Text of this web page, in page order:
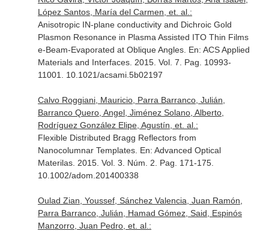
López Santos, María del Carmen, et. al.:
Anisotropic IN-plane conductivity and Dichroic Gold
Plasmon Resonance in Plasma Assisted ITO Thin Films
e-Beam-Evaporated at Oblique Angles. En: ACS Applied
Materials and Interfaces. 2015. Vol. 7. Pag. 10993-
11001. 10.1021/acsami.5b02197
Calvo Roggiani, Mauricio, Parra Barranco, Julián,
Barranco Quero, Angel, Jiménez Solano, Alberto,
Rodríguez González Elipe, Agustín, et. al.:
Flexible Distributed Bragg Reflectors from
Nanocolumnar Templates. En: Advanced Optical
Materilas. 2015. Vol. 3. Núm. 2. Pag. 171-175.
10.1002/adom.201400338
Oulad Zian, Youssef, Sánchez Valencia, Juan Ramón,
Parra Barranco, Julián, Hamad Gómez, Said, Espinós
Manzorro, Juan Pedro, et. al.: